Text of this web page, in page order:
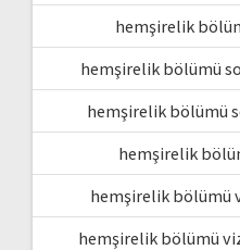
hemşirelik
hemşirelik bölümü
hemşirelik bölümü
hemşirelik
hemşirelik bölümü
hemşirelik bölümü